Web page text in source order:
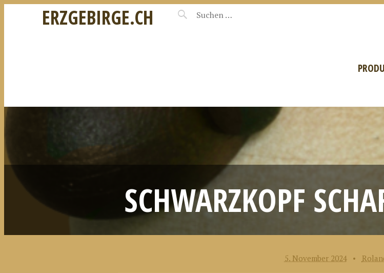
ERZGEBIRGE.CH
SCHWARZKOPF
5. November 2024 •